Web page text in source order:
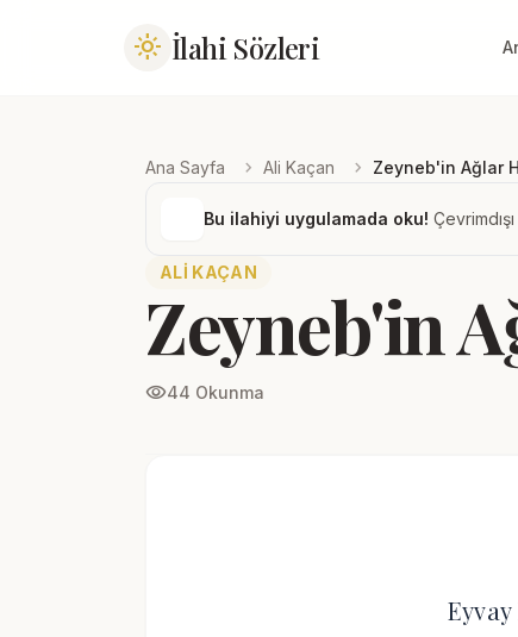
light_mode İlahi Sözleri
Ana Sayfa chevron_right Ali Kaçan chevron_right Zeyneb'in Ağlar
Bu ilahiyi uygulamada oku!
ALI KAÇAN
Zeyneb'in
visibility44 Okunma